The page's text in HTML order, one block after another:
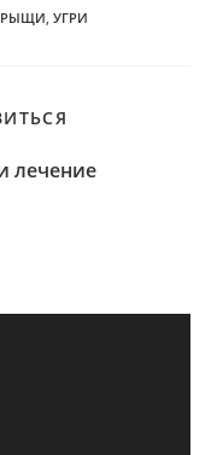
, УГРИ
лечение